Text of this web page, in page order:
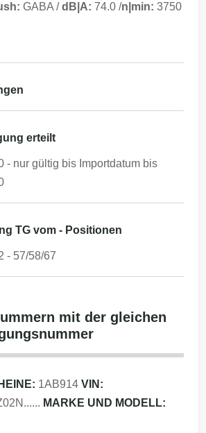
GABA /dB|A: 74.0 /n|min: 3750
erteilt
- nur gültig bis Importdatum bis
TG vom - Positionen
- 57/58/67
mit der gleichen
1AB914 VIN:
MARKE UND MODELL: